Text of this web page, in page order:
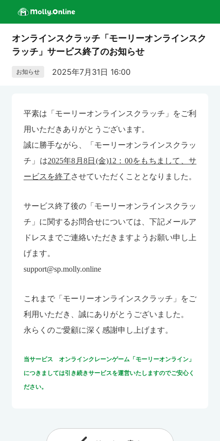
オンラインスクラッチ「モーリーオンラインスク
ラッチ」サービス終了のお知らせ
お知らせ 2025年7月31日 16:00
平素は「モーリーオンラインスクラッチ」をご利
用いただきありがとうございます。
誠に勝手ながら、「モーリーオンラインスクラッ
チ」は2025年8月8日(金)12：00をもちまして、サ
ービスを終了 させていただくこととなりました。
サービス終了後の「モーリーオンラインスクラッ
チ」に関するお問合せについては、下記メールア
ドレスまでご連絡いただきますようお願い申し上
げます。
support@sp.molly.online
これまで「モーリーオンラインスクラッチ」をご
利用いただき、誠にありがとうございました。
永らくのご愛顧に深く感謝申し上げます。
当サービス オンラインクレーンゲーム「モーリーオンライン」
につきましては引き続きサービスを運営いたしますのでご安心く
ださい。